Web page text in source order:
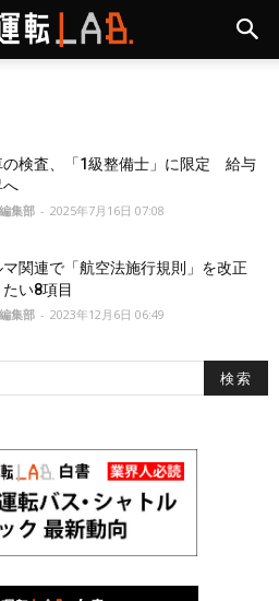
の検査、「1級整備士」に限定 給与
へ
集部 - 2025年7月16日 07:08
マ関連で「航空法施行規則」を改正
い8項目
集部 - 2023年12月6日 06:49